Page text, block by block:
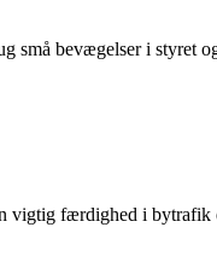
små bevægelser i styret
vigtig færdighed i bytrafik